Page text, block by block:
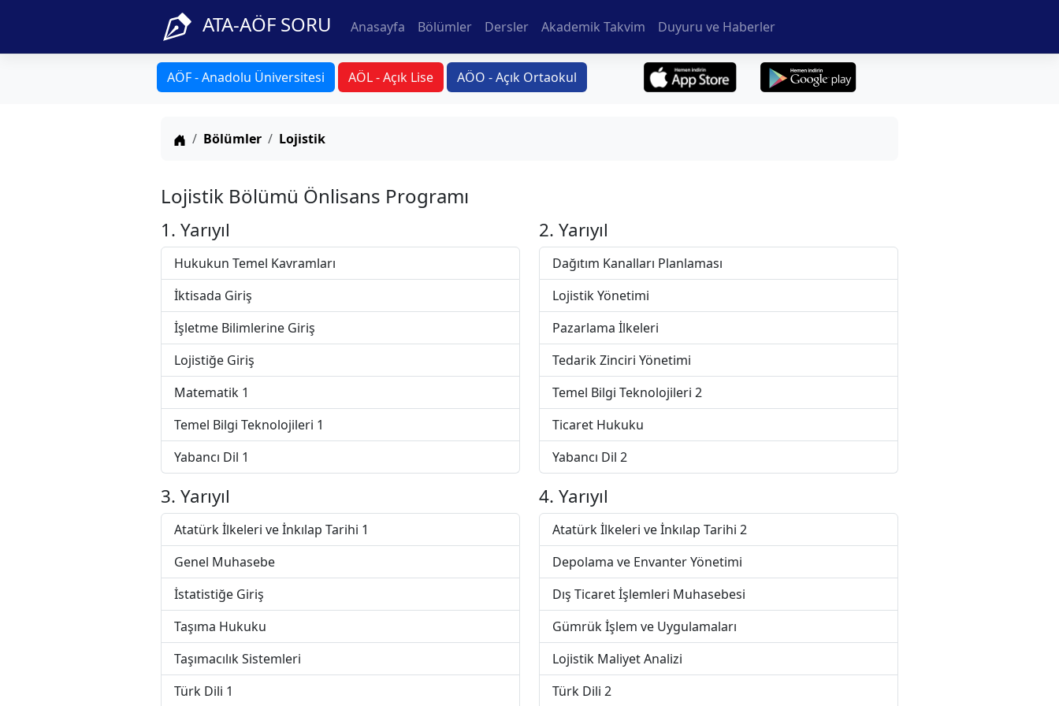
ATA-AÖF SORU Anasayfa Bölümler Dersler Akademik Takvim Duyuru ve Haberler
AÖF - Anadolu Üniversitesi AÖL - Açık Lise AÖO - Açık Ortaokul
Anasayfa
Bölümler Lojistik
Lojistik Bölümü Önlisans Programı
1. Yarıyıl
Hukukun Temel Kavramları
İktisada Giriş
İşletme Bilimlerine Giriş
Lojistiğe Giriş
Matematik 1
Temel Bilgi Teknolojileri 1
Yabancı Dil 1
2. Yarıyıl
Dağıtım Kanalları Planlaması
Lojistik Yönetimi
Pazarlama İlkeleri
Tedarik Zinciri Yönetimi
Temel Bilgi Teknolojileri 2
Ticaret Hukuku
Yabancı Dil 2
3. Yarıyıl
Atatürk İlkeleri ve İnkılap Tarihi 1
Genel Muhasebe
İstatistiğe Giriş
Taşıma Hukuku
Taşımacılık Sistemleri
Türk Dili 1
4. Yarıyıl
Atatürk İlkeleri ve İnkılap Tarihi 2
Depolama ve Envanter Yönetimi
Dış Ticaret İşlemleri Muhasebesi
Gümrük İşlem ve Uygulamaları
Lojistik Maliyet Analizi
Türk Dili 2